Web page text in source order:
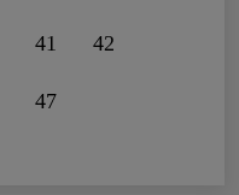
41 42
47